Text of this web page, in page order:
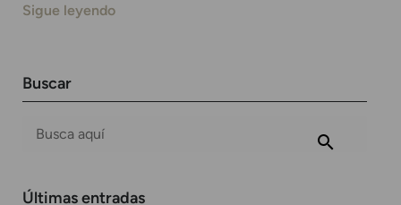
Sigue leyendo
Buscar
Últimas entradas